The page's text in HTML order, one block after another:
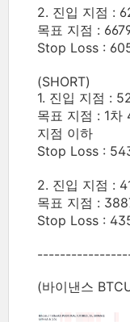
2. 진입 지점 :
목표 지점 :
Stop Loss :
(SHORT)
1. 진입 지점 :
목표 지점 : 1
지점 이하
Stop Loss :
2. 진입 지점 :
목표 지점 :
Stop Loss :
(바이낸스